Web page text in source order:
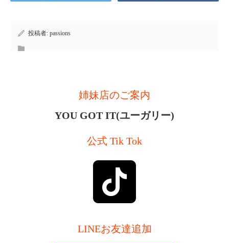
投稿者: passions
姉妹店のご案内
YOU GOT IT(ユーガリー)
公式 Tik Tok
LINEお友達追加